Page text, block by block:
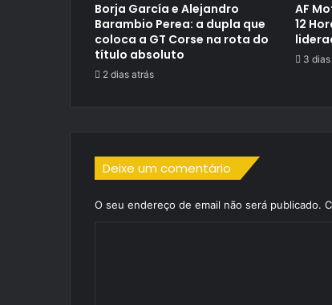
Borja García e Alejandro
Barambio Perea: a dupla que
coloca a GT Corse na rota do
título absoluto
2 dias atrás
AF
12
3
Deixe um comentário
O seu endereço de email não será publicado.